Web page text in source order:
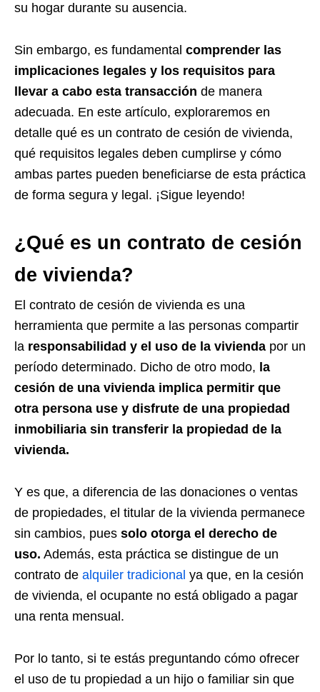
su hogar durante su ausencia.
Sin embargo, es fundamental comprender las
implicaciones legales y los requisitos para
llevar a cabo esta transacción de manera
adecuada. En este artículo, exploraremos en
detalle qué es un contrato de cesión de vivienda,
qué requisitos legales deben cumplirse y cómo
ambas partes pueden beneficiarse de esta práctica
de forma segura y legal. ¡Sigue leyendo!
¿Qué es un contrato de cesión
de vivienda?
El contrato de cesión de vivienda es una
herramienta que permite a las personas compartir
la responsabilidad y el uso de la vivienda por un
período determinado. Dicho de otro modo, la
cesión de una vivienda implica permitir que
otra persona use y disfrute de una propiedad
inmobiliaria sin transferir la propiedad de la
vivienda.
Y es que, a diferencia de las donaciones o ventas
de propiedades, el titular de la vivienda permanece
sin cambios, pues solo otorga el derecho de
uso. Además, esta práctica se distingue de un
contrato de alquiler tradicional ya que, en la cesión
de vivienda, el ocupante no está obligado a pagar
una renta mensual.
Por lo tanto, si te estás preguntando cómo ofrecer
el uso de tu propiedad a un hijo o familiar sin que